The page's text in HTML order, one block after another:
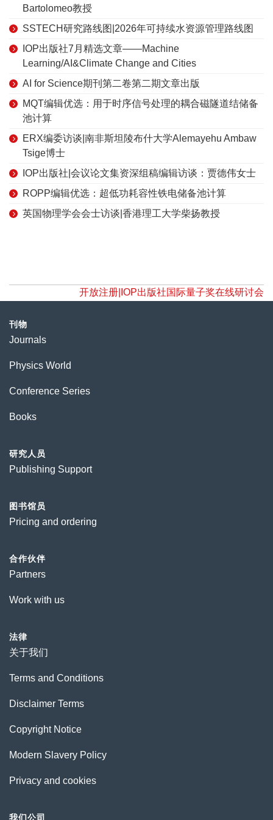
Bartolomeo教授
SSTECH研究路线图|2026年可持续水资源管理路线图
IOP出版社7月精选文章——Machine
Learning/AI&Climate Change and Cities
AI for Science期刊第二卷第二期文章出版
MQT编辑优选：用于时序信号处理的耦合磁隧道结储备
池计算
ERX编委访谈|南非斯坦陵布什大学Alemayehu Ambaw
Tsige博士
IOP出版社|会议论文集资深组稿编辑访谈：贾德伟女士
ROPP编辑优选：超低功耗容性铁电储备池计算
英国物理学会会士访谈|香港理工大学柴扬教授
开放注册|IOP出版社国际量子奖在线研讨会
刊物
Journals
Physics World
Conference Series
Books
研究人员
Publishing Support
图书馆员
Pricing and ordering
合作伙伴
Partners
Work with us
法律
关于我们
Terms and Conditions
Disclaimer Terms
Copyright Notice
Modern Slavery Policy
Privacy and cookies
我们公司